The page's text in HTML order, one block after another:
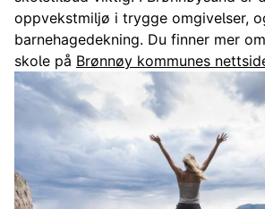
oppvekstmiljø i trygge omgivelser,
barnehagedekning. Du finner mer
skole på Brønnøy kommunes